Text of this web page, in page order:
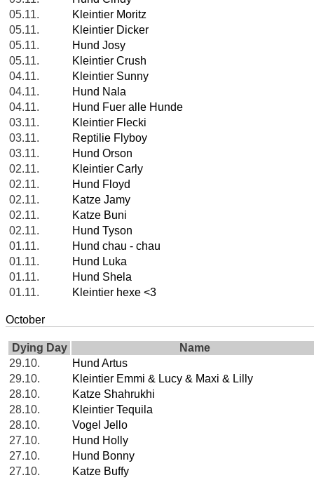
05.11.
Kleintier Moritz
05.11.
Kleintier Dicker
05.11.
Hund Josy
05.11.
Kleintier Crush
04.11.
Kleintier Sunny
04.11.
Hund Nala
04.11.
Hund Fuer alle Hunde
03.11.
Kleintier Flecki
03.11.
Reptilie Flyboy
03.11.
Hund Orson
02.11.
Kleintier Carly
02.11.
Hund Floyd
02.11.
Katze Jamy
02.11.
Katze Buni
02.11.
Hund Tyson
01.11.
Hund chau - chau
01.11.
Hund Luka
01.11.
Hund Shela
01.11.
Kleintier hexe <3
October
Dying Day
Name
29.10.
Hund Artus
29.10.
Kleintier Emmi & Lucy & Maxi & Lilly
28.10.
Katze Shahrukhi
28.10.
Kleintier Tequila
28.10.
Vogel Jello
27.10.
Hund Holly
27.10.
Hund Bonny
27.10.
Katze Buffy